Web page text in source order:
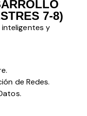
7-8)
inteligentes y
de Redes.